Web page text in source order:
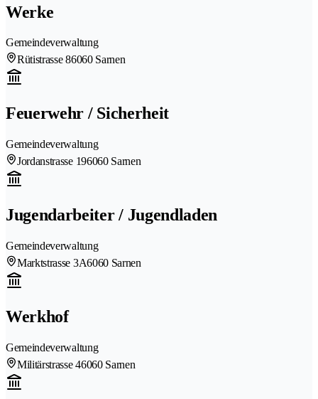
Werke
Gemeindeverwaltung
Rütistrasse 86060 Sarnen
Feuerwehr / Sicherheit
Gemeindeverwaltung
Jordanstrasse 196060 Sarnen
Jugendarbeiter / Jugendladen
Gemeindeverwaltung
Marktstrasse 3A6060 Sarnen
Werkhof
Gemeindeverwaltung
Militärstrasse 46060 Sarnen